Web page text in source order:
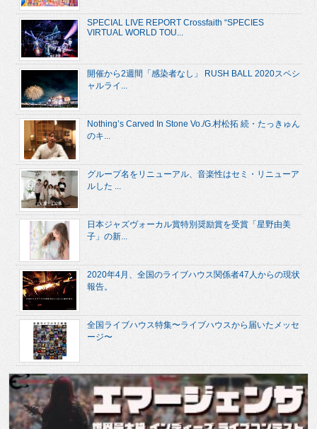
SPECIAL LIVE REPORT Crossfaith “SPECIES
VIRTUAL WORLD TOU...
開催から2週間「感染者なし」 RUSH BALL 2020スペシ
ャルライ...
Nothing’s Carved In Stone Vo./G.村松拓 続・たっきゅん
のキ...
グループ名をリニューアル、音楽性はセミ・リニューア
ルした ...
日本ジャズヴォーカル賞特別奨励賞を受賞「星野由美
子」の新...
2020年4月、全国のライブハウス関係者47人からの現状
報告。
全国ライブハウス特集〜ライブハウスから届いたメッセ
ージ〜